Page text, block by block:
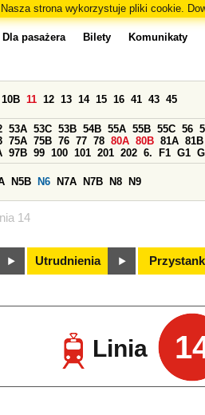
Nasza strona wykorzystuje pliki cookie.
14
Dla pasażera Bilety Komunikaty
10B 11 12 13 14 15 16 41 43 45
53A 53C 53B 54B 55A 55B 55C 56
75A 75B 76 77 78 80A 80B 81A 81B
97B 99 100 101 201 202 6. F1 G1
N5B N6 N7A N7B N8 N9
Utrudnienia
Linia